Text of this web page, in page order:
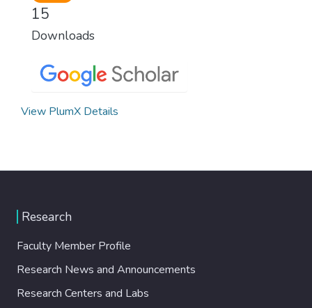
15
Downloads
View PlumX Details
Research
Faculty Member Profile
Research News and Announcements
Research Centers and Labs